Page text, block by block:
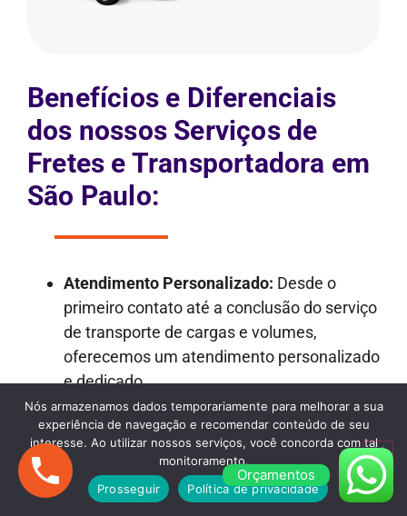
Benefícios e Diferenciais
dos nossos Serviços de
Fretes e Transportadora em
São Paulo:
Atendimento Personalizado: Desde o
primeiro contato até a conclusão do serviço
de transporte de cargas e volumes,
oferecemos um atendimento personalizado
e dedicado.
Transparência nos Orçamentos: Nossos
orçamentos são detalhados e
transparentes, garantindo que não haja
surpresas desagradáveis ao longo do
processo.
Orçamentos
Nós armazenamos dados temporariamente para melhorar a sua
experiência de navegação e recomendar conteúdo de seu
interesse. Ao utilizar nossos serviços, você concorda com tal
monitoramento.
Prosseguir
Política de privacidade